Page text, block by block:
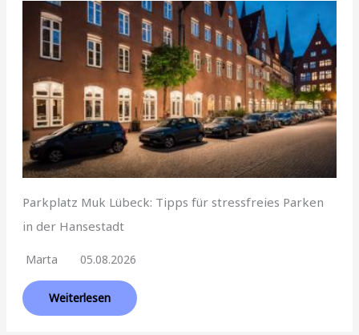
Parkplatz Muk Lübeck: Tipps für stressfreies Parken
in der Hansestadt
Marta 05.08.2026
Weiterlesen